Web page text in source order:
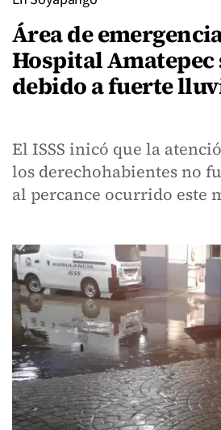
Área de
Hospital
debido a fuerte
El ISSS inicó que la
los derechohabientes no
al percance ocurrido este